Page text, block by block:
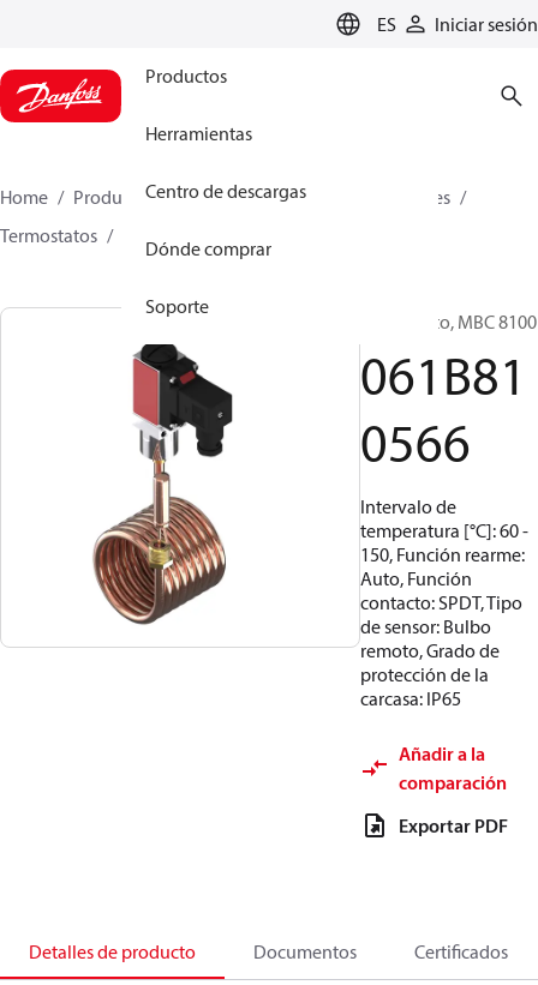
ES Iniciar sesión
Productos
Herramientas
Centro de descargas
Dónde comprar
Soporte
Home Productos Sensing solutions
Interruptores
Termostatos
Termostato, MBC 8100
061B81
0566
Intervalo de
temperatura [°C]: 60 -
150, Función rearme:
Auto, Función
contacto: SPDT, Tipo
de sensor: Bulbo
remoto, Grado de
protección de la
carcasa: IP65
Añadir a la
comparación
Exportar PDF
Detalles de producto Documentos Certificados